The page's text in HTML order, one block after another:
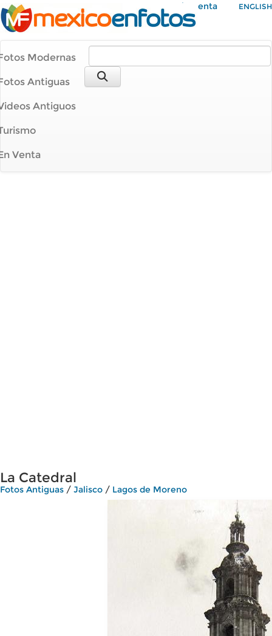
Mi Cuenta ENGLISH
Modernas
Antiguas
Antiguos
Venta
La Catedral
Fotos Antiguas / Jalisco / Lagos de Moreno